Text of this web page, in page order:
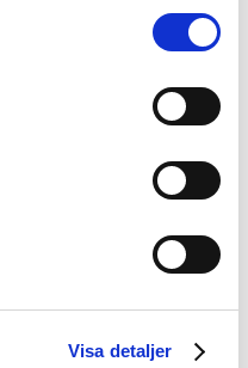
Visa detaljer
kommersiella arbete
säger Jan
att stimulera, premiera
områden. Upplägget
av konceptet
vid våra
tillåter en